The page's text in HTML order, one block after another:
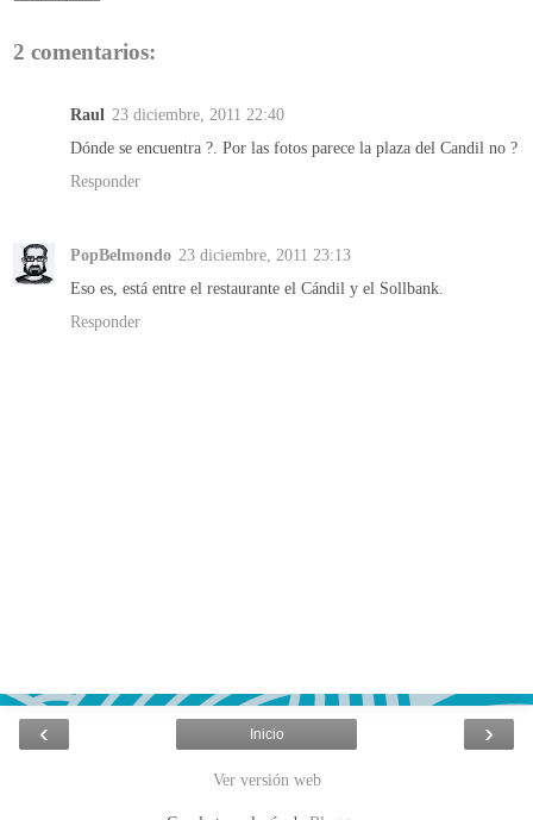
2 comentarios:
Raul 23 diciembre, 2011 22:40
Dónde se encuentra ?. Por las fotos parece la plaza del Candil no ?
Responder
PopBelmondo 23 diciembre, 2011 23:13
Eso es, está entre el restaurante el Cándil y el Sollbank.
Responder
‹ ›
Inicio
Ver versión web